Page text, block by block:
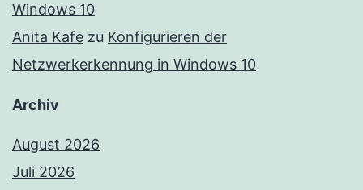
Windows 10
Anita Kafe zu Konfigurieren der
Netzwerkerkennung in Windows 10
Archiv
August 2026
Juli 2026